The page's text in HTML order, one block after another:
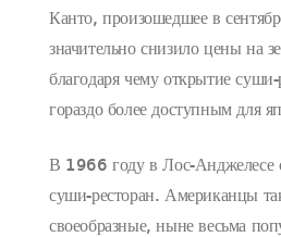
Канто, произошедшее в
значительно снизило цены на
благодаря чему открытие суши-
гораздо более доступным для
В 1966 году в Лос-Анджелесе
суши-ресторан. Американцы
своеобразные, ныне весьма